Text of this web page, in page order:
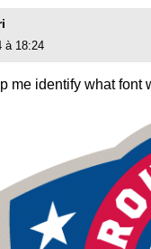
à 18:24
me identify what